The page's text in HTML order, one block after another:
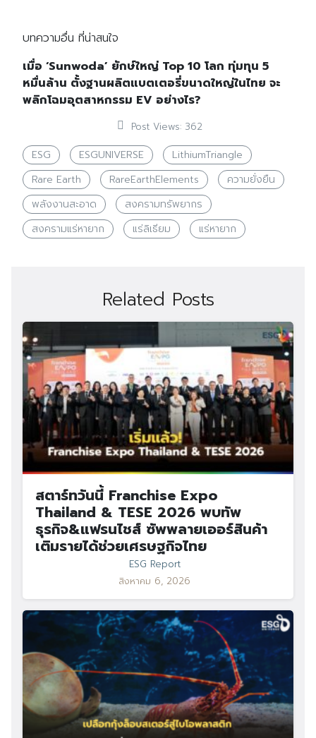
บทความอื่น ที่น่าสนใจ
เมื่อ ‘Sunwoda’ ยักษ์ใหญ่ Top 10 โลก ทุ่มทุน 5
หมื่นล้าน ตั้งฐานผลิตแบตเตอรี่ขนาดใหญ่ในไทย จะ
พลิกโฉมอุตสาหกรรม EV อย่างไร?
Post Views: 362
ESG ESGUNIVERSE
LithiumTriangle
Rare Earth
RareEarthElements
ความยั่งยืน
พลังงานสะอาด
สงครามทรัพยากร
สงครามแร่หายาก
แร่ลิเธียม แร่หายาก
Related Posts
สตาร์ทวันนี้ Franchise Expo
Thailand & TESE 2026 พบทัพ
ธุรกิจ&แฟรนไชส์ ซัพพลายเออร์สินค้า
เติมรายได้ช่วยเศรษฐกิจไทย
ESG Report
สิงหาคม 6, 2026